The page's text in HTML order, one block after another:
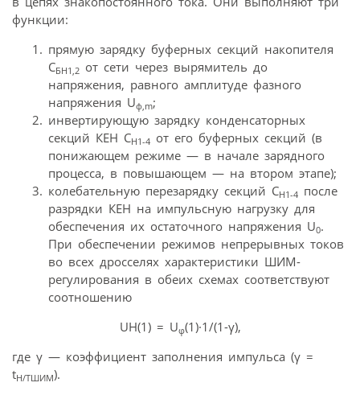
функции:
прямую зарядку буферных секций накопителя
СБН1,2 от сети через вырямитель до
напряжения, равного амплитуде фазного
напряжения Uф,m;
инвертирующую зарядку конденсаторных
секций КЕН СН1-4 от его буферных секций (в
понижающем режиме — в начале зарядного
процесса, в повышающем — на втором этапе);
колебательную перезарядку секций СН1-4 после
разрядки КЕН на импульсную нагрузку для
обеспечения их остаточного напряжения U0.
При обеспечении режимов непрерывных токов
во всех дросселях характеристики ШИМ-
регулирования в обеих схемах соответствуют
соотношению
UH(1) = Uφ(1)·1/(1-γ),
где γ — коэффициент заполнения импульса (γ =
tН/TШИМ).